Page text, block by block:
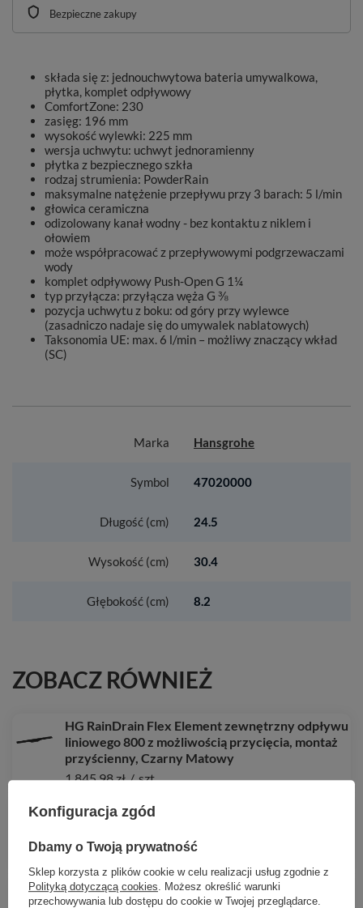
Bezpieczne zakupy
składa się z: jednouchwytowa bateria umywalkowa,
płytka, komplet odpływowy
ComfortZone: 230
zasięg: 196 mm
wysokość wylewki: 225 mm
wersja uchwytu: uchwyt jednoramienny
płytka z bezpiecznego szkła
rodzaj strumienia: PowderRain
maksymalne natężenie przepływu przy 3 barach: 5 l/min
głowica ceramiczna
odizolowany kanał wodny - bez kontaktu z niklem i
ołowiem
może współpracować z przepływowymi podgrzewaczami
wody
komplet odpływowy Push-Open G 1¼
typ przyłącza: przyłącza węża G ⅜
pozycja uchwytu z boku: od góry przy wylewce
(zasadniczo nadaje się do umywalek nablatowych)
Taksonomia UE: max. 6 l/min – możliwy znaczący wkład
(SC)
Marka Hansgrohe
Symbol 47020000
Długość (cm) 24.5
Wysokość (cm) 30.4
Głębokość (cm) 8.2
ZOBACZ RÓWNIEŻ
HG RainDrain Flex Element zewnętrzny odpływu
liniowego 800 z możliwością przycięcia, montaż
przyścienny, Czarny Matowy
1 845,98 zł / szt.
HG RainDrain Flex Element zewnętrzny odpływu
liniowego 700 z możliwością przycięcia, montaż
przyścienny, Chrom
1 800,35 zł
szt.
HG Logis Jednouchwytowa bateria umywalkowa
100 bez kompletu odpływowego, Chrom
Konfiguracja zgód
Dbamy o Twoją prywatność
Sklep korzysta z plików cookie w celu realizacji usług zgodnie z
Polityką dotyczącą cookies. Możesz określić warunki
przechowywania lub dostępu do cookie w Twojej przeglądarce.